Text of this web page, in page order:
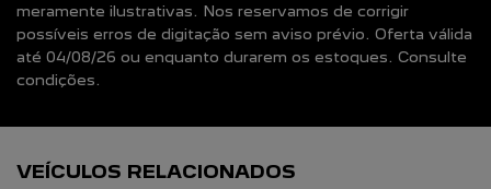
meramente ilustrativas. Nos reservamos de corrigir
possíveis erros de digitação sem aviso prévio. Oferta válida
até 04/08/26 ou enquanto durarem os estoques. Consulte
condições.
VEÍCULOS RELACIONADOS